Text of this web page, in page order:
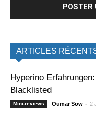
ARTICLES
Hyperino
Blacklisted
Mini-reviews Oumar Sow - 2